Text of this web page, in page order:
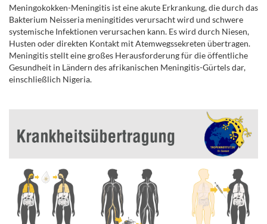
Meningokokken-Meningitis ist eine akute Erkrankung, die durch das
Bakterium Neisseria meningitides verursacht wird und schwere
systemische Infektionen verursachen kann. Es wird durch Niesen,
Husten oder direkten Kontakt mit Atemwegssekreten übertragen.
Meningitis stellt eine großes Herausforderung für die öffentliche
Gesundheit in Ländern des afrikanischen Meningitis-Gürtels dar,
einschließlich Nigeria.